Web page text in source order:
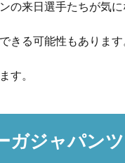
の来日選手たちが気に
きる可能性もあります
す。
ジャパン